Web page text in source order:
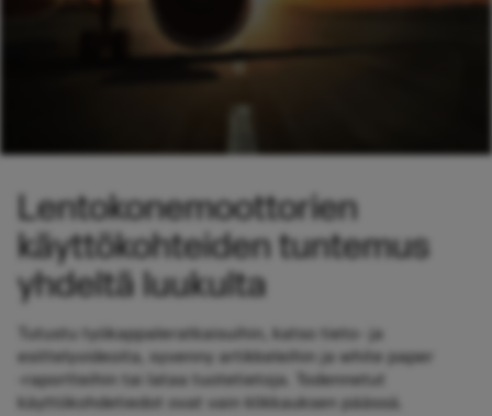
Lentokonemoottorien
käyttökohteiden tuntemus
yhdeltä luukulta
Tutustu työkappaleratkaisuihin, katso tieto- ja
esittelyvideoita, syvenny artikkeleihin ja white paper
‑raportteihin tai lataa tuotetietoja. Todennetut
käyttökohdetiedot ovat vain klikkauksen päässä.